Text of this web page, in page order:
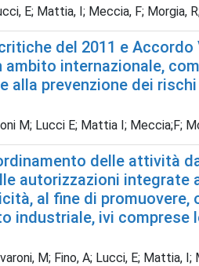
E; Mattia, I; Meccia, F; Morgia,
del 2011 e Accordo
internazionale,
alla prevenzione dei
M; Lucci E; Mattia I; Meccia;F;
delle attività
autorizzazioni integrate
al fine di
ivi comprese
M; Fino, A; Lucci, E; Mattia,